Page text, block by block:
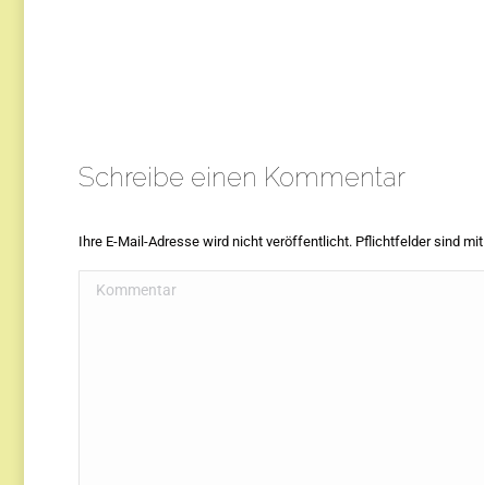
Schreibe einen Kommentar
Ihre E-Mail-Adresse wird nicht veröffentlicht. Pflichtfelder sind mit
Kommentar